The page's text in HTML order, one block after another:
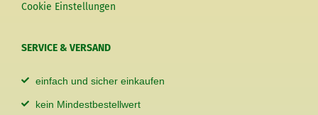
Cookie Einstellungen
SERVICE & VERSAND
einfach und sicher einkaufen
kein Mindestbestellwert